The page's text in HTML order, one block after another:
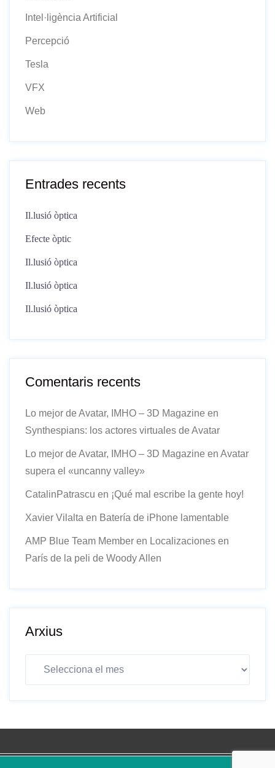
Intel·ligència Artificial
Percepció
Tesla
VFX
Web
Entrades recents
Il.lusió òptica
Efecte òptic
Il.lusió òptica
Il.lusió òptica
Il.lusió òptica
Comentaris recents
Lo mejor de Avatar, IMHO – 3D Magazine en
Synthespians: los actores virtuales de Avatar
Lo mejor de Avatar, IMHO – 3D Magazine en Avatar
supera el «uncanny valley»
CatalinPatrascu en ¡Qué mal escribe la gente hoy!
Xavier Vilalta en Batería de iPhone lamentable
AMP Blue Team Member en Localizaciones en
París de la peli de Woody Allen
Arxius